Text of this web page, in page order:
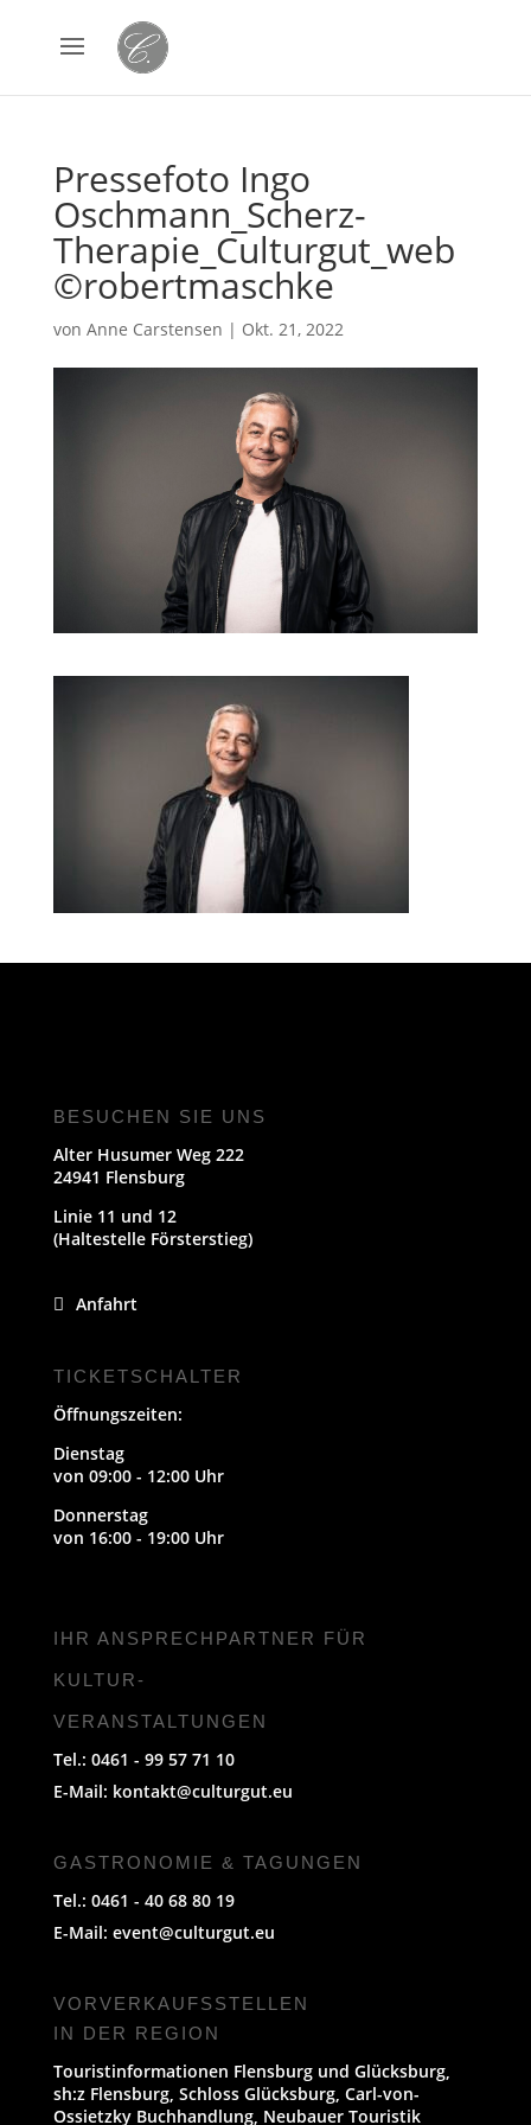
Pressefoto Ingo
Oschmann_Scherz-
Therapie_Culturgut_web
©robertmaschke
von Anne Carstensen | Okt. 21, 2022
BESUCHEN SIE UNS
Alter Husumer Weg 222
24941 Flensburg
Linie 11 und 12
(Haltestelle Försterstieg)
Anfahrt
TICKETSCHALTER
Öffnungszeiten:
Dienstag
von 09:00 - 12:00 Uhr
Donnerstag
von 16:00 - 19:00 Uhr
IHR ANSPRECHPARTNER FÜR
KULTUR-
VERANSTALTUNGEN
Tel.: 0461 - 99 57 71 10
E-Mail: kontakt@culturgut.eu
GASTRONOMIE & TAGUNGEN
Tel.: 0461 - 40 68 80 19
E-Mail: event@culturgut.eu
VORVERKAUFS­STELLEN
IN DER REGION
Touristinformationen Flensburg und Glücksburg,
sh:z Flensburg, Schloss Glücksburg, Carl-von-
Ossietzky Buchhandlung, Neubauer Touristik